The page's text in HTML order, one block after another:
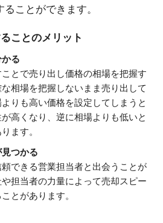
ことができます。
ことのメリット
る
とで売り出し価格の相場を把握す
相場を把握しないまま売り出して
りも高い価格を設定してしまうと
高くなり、逆に相場よりも低いと
ます。
つかる
できる営業担当者と出会うことが
担当者の力量によって売却スピー
とがあります。